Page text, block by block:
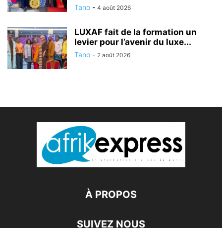
Tano - 4 août 2026
LUXAF fait de la formation un
levier pour l’avenir du luxe...
Tano - 2 août 2026
À PROPOS
SUIVEZ NOUS